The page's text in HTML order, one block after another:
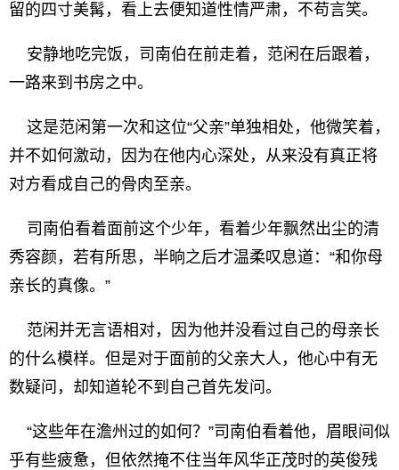
留的四寸美髯，看上去便知道性情严肃，不苟言笑。
安静地吃完饭，司南伯在前走着，范闲在后跟着，
一路来到书房之中。
这是范闲第一次和这位“父亲”单独相处，他微笑着，
并不如何激动，因为在他内心深处，从来没有真正将
对方看成自己的骨肉至亲。
司南伯看着面前这个少年，看着少年飘然出尘的清
秀容颜，若有所思，半晌之后才温柔叹息道：“和你母
亲长的真像。”
范闲并无言语相对，因为他并没看过自己的母亲长
的什么模样。但是对于面前的父亲大人，他心中有无
数疑问，却知道轮不到自己首先发问。
“这些年在澹州过的如何？”司南伯看着他，眉眼间似
乎有些疲惫，但依然掩不住当年风华正茂时的英俊残